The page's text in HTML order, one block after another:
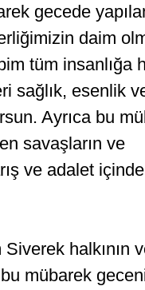
gecede
daim
tüm insanlığa
sağlık, esenlik
Ayrıca bu
savaşların ve
ve adalet içinde
halkının
mübarek